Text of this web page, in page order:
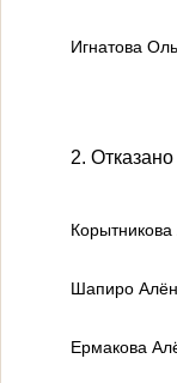
Игнатова
2.
Шапиро
Ермакова